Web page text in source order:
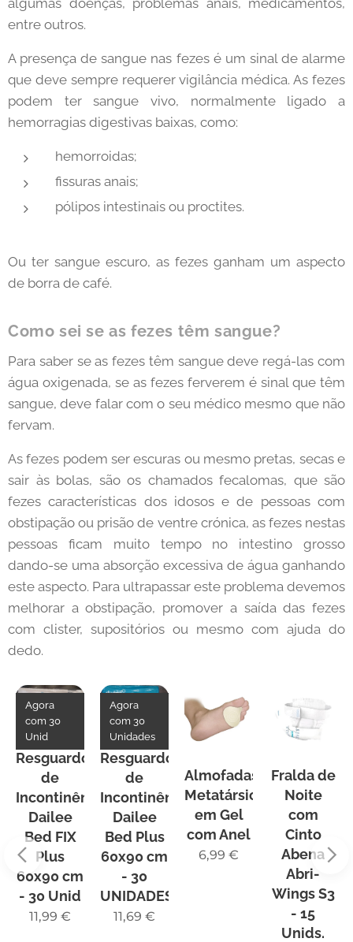
algumas doenças, problemas anais, medicamentos,
entre outros.
A presença de sangue nas fezes é um sinal de alarme
que deve sempre requerer vigilância médica. As fezes
podem ter sangue vivo, normalmente ligado a
hemorragias digestivas baixas, como:
hemorroidas;
fissuras anais;
pólipos intestinais ou proctites.
Ou ter sangue escuro, as fezes ganham um aspecto
de borra de café.
Como sei se as fezes têm sangue?
Para saber se as fezes têm sangue deve regá-las com
água oxigenada, se as fezes ferverem é sinal que têm
sangue, deve falar com o seu médico mesmo que não
fervam.
As fezes podem ser escuras ou mesmo pretas, secas e
sair às bolas, são os chamados fecalomas, que são
fezes características dos idosos e de pessoas com
obstipação ou prisão de ventre crónica, as fezes nestas
pessoas ficam muito tempo no intestino grosso
dando-se uma absorção excessiva de água ganhando
este aspecto. Para ultrapassar este problema devemos
melhorar a obstipação, promover a saída das fezes
com clister, supositórios ou mesmo com ajuda do
dedo.
Resguardo
de
Incontinência
Dailee
Bed FIX
Plus
60x90 cm
- 30 Unid
Agora
com 30
Unid
11,99 €
Resguardo
de
Incontinência
Dailee
Bed Plus
60x90 cm
- 30
UNIDADES
Agora
com 30
Unidades
11,69 €
Almofadas
Metatársicas
em Gel
com Anel
6,99 €
Fralda de
Noite
com
Cinto
Abena
Abri-
Wings S3
- 15
Unids.